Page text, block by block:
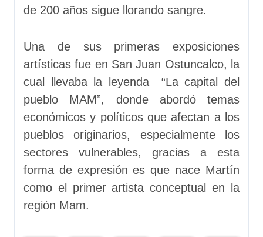
de 200 años sigue llorando sangre.
Una de sus primeras exposiciones
artísticas fue en San Juan Ostuncalco, la
cual llevaba la leyenda “La capital del
pueblo MAM”, donde abordó temas
económicos y políticos que afectan a los
pueblos originarios, especialmente los
sectores vulnerables, gracias a esta
forma de expresión es que nace Martín
como el primer artista conceptual en la
región Mam.